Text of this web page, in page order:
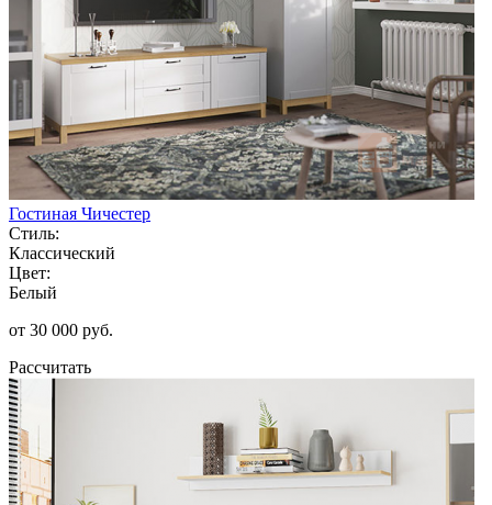
Гостиная Чичестер
Стиль:
Классический
Цвет:
Белый
от 30 000 руб.
Рассчитать